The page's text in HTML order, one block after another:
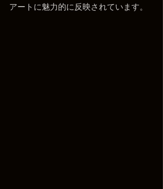
アートに魅力的に反映されています。